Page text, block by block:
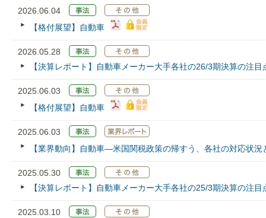
2026.06.04
【格付展望】自動車
2026.05.28
【決算レポート】自動車メーカー大手各社の26/3期決算の注目
2025.06.03
【格付展望】自動車
2025.06.03
【業界動向】自動車―米国関税政策の帰すう、各社の対応状
2025.05.30
【決算レポート】自動車メーカー大手各社の25/3期決算の注目
2025.03.10